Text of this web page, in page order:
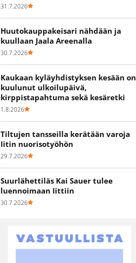
31.7.2026
Huutokauppakeisari nähdään ja
kuullaan Jaala Areenalla
30.7.2026
Kaukaan kyläyhdistyksen kesään on
kuulunut ulkoilupäivä,
kirppistapahtuma sekä kesäretki
1.8.2026
Tiltujen tansseilla kerätään varoja
Iitin nuorisotyöhön
29.7.2026
Suurlähettiläs Kai Sauer tulee
luennoimaan Iittiin
30.7.2026